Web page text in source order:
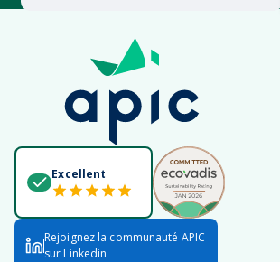
Excellent
Rejoignez la communauté APIC
sur Linkedin